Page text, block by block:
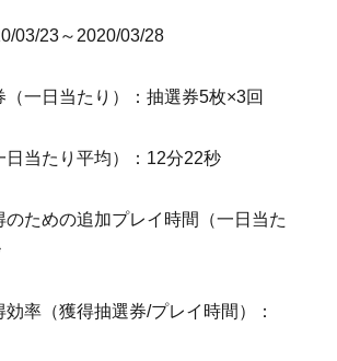
03/23～2020/03/28
（一日当たり）：抽選券5枚×3回
日当たり平均）：12分22秒
のための追加プレイ時間（一日当た
率（獲得抽選券/プレイ時間）：